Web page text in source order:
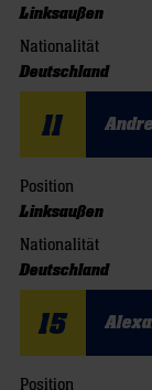
Linksaußen
Nationalität
Deutschland
11
Position
Linksaußen
Nationalität
Deutschland
15
Position